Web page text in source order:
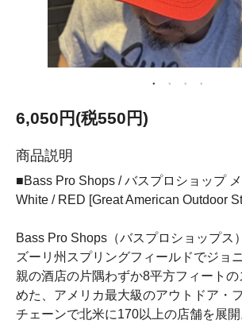
6,050円(税550円)
商品説明
■Bass Pro Shops / バスプロショップ
White / RED [Great American Outdoor
Bass Pro Shops（バスプロショップス
ズーリ州スプリングフィールドでジョ
親の酒店の片隅わずか8平方フィート
めた、アメリカ最大級のアウトドア・
チェーンで北米に170以上の店舗を展開